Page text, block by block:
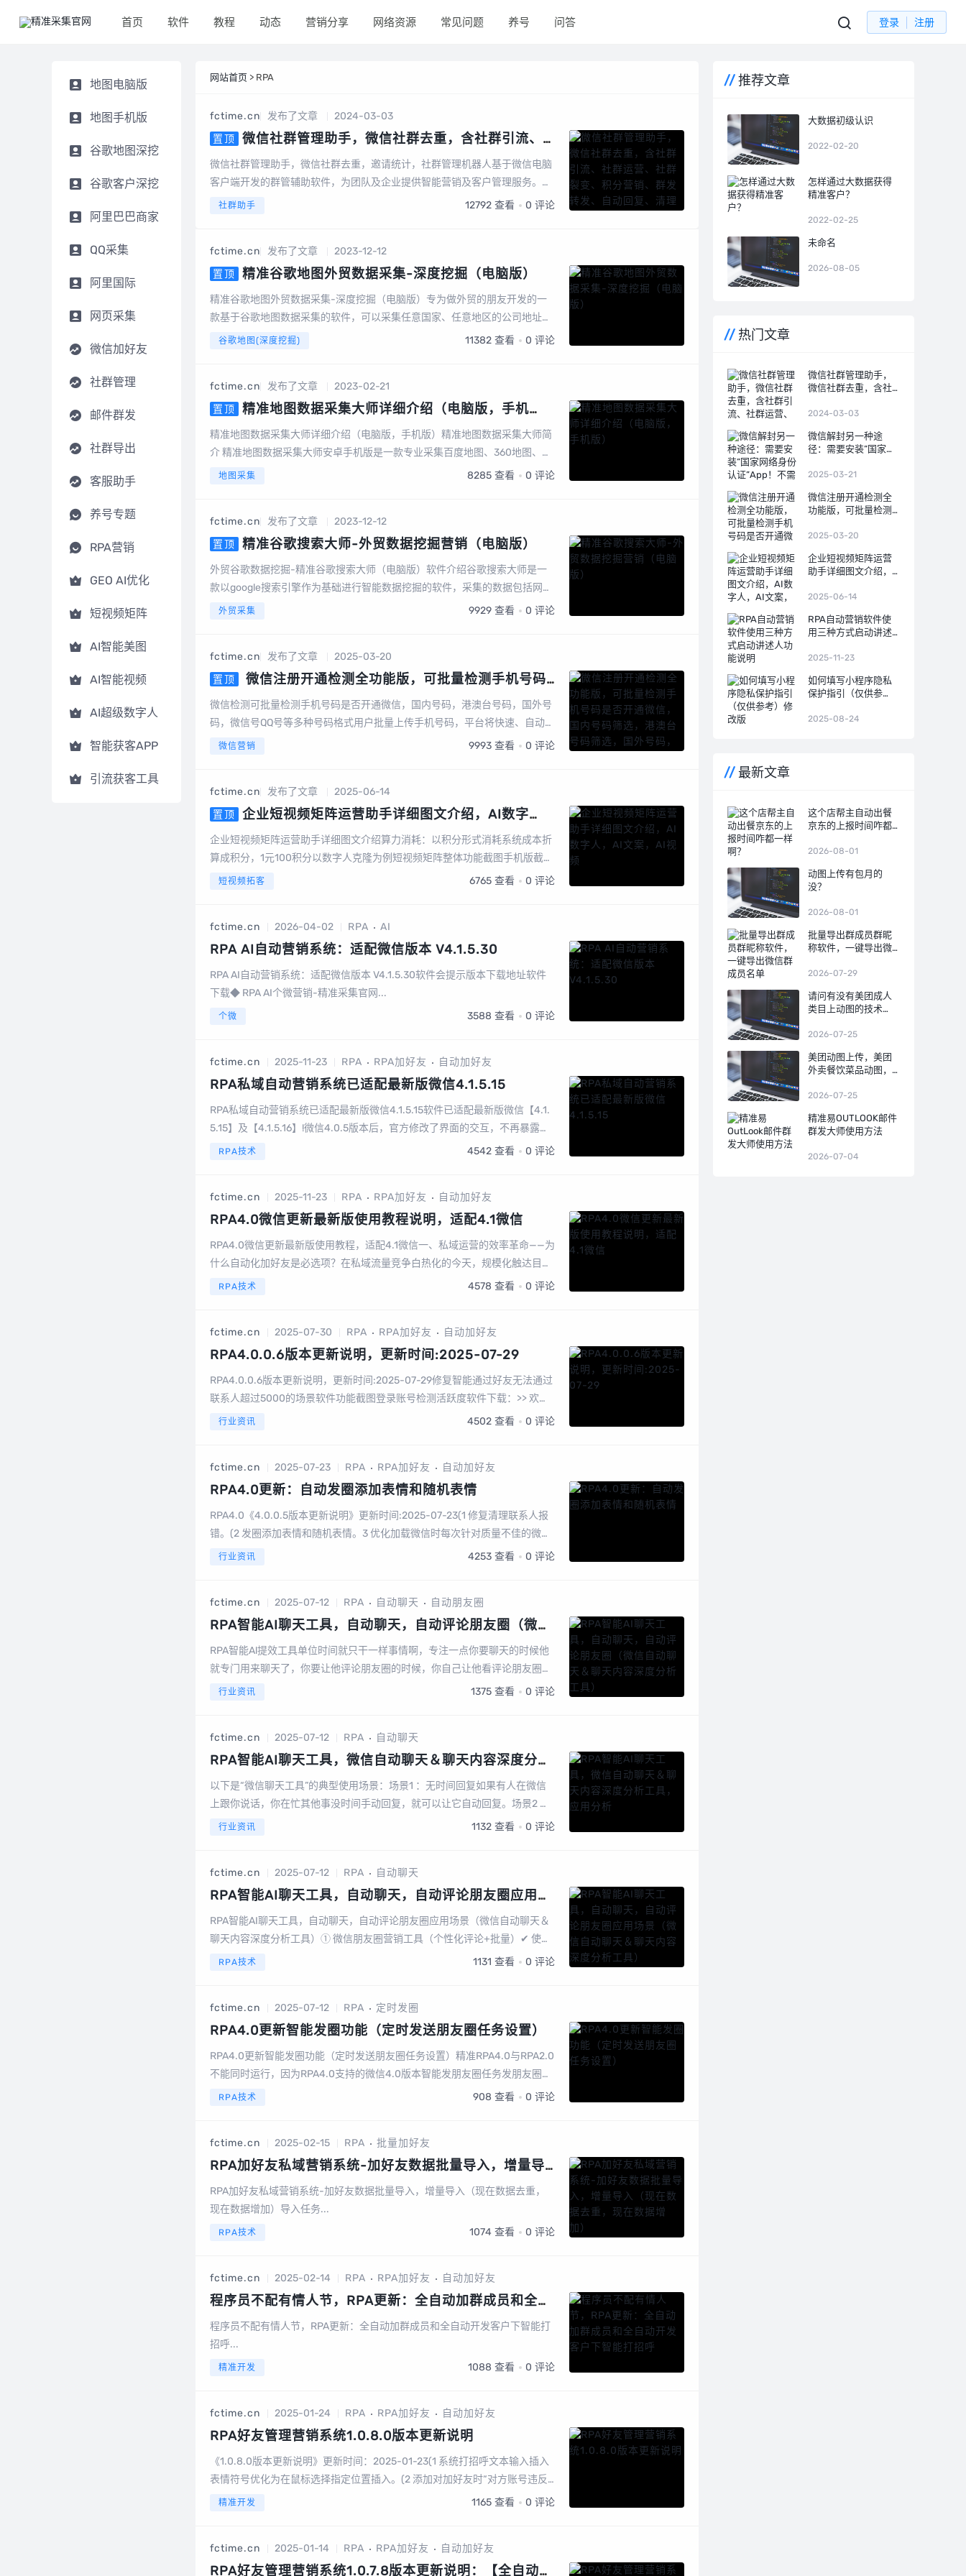
首页 软件 教程 动态 营销分享 网络资源 常见问题 养号 问答 登录 注册
网站首页 > RPA
fctime.cn 发布了文章
2024-03-03
置顶
微信社群管理助手，微信社群去重，含社群引流、
社群运营、社群裂变、积分营销、群发转发、自动回复、
清理僵尸粉等等智能功能
微信社群管理助手，微信社群去重，邀请统计，社群管理机器人基于微信电脑
客户端开发的群管辅助软件，为团队及企业提供智能营销及客户管理服务。会
员说明1、不限群，不限微信号，同一台设备无限多开。2、另外，也有企微版
社群助手 12792 查看 0 评论
fctime.cn 发布了文章
2023-12-12
置顶
精准谷歌地图外贸数据采集-深度挖掘（电脑版）
精准谷歌地图外贸数据采集-深度挖掘（电脑版）专为做外贸的朋友开发的一
款基于谷歌地图数据采集的软件，可以采集任意国家、任意地区的公司地址、
电话号码、邮件地址等数据。可以批量输入关键词采集、一键采集邮箱、一键
谷歌地图(深度挖掘) 11382 查看 0 评论
fctime.cn 发布了文章
2023-02-21
置顶
精准地图数据采集大师详细介绍（电脑版，手机
版）
精准地图数据采集大师详细介绍（电脑版，手机版）精准地图数据采集大师简
介 精准地图数据采集大师安卓手机版是一款专业采集百度地图、360地图、高
德地图、搜狗地图、腾讯地图、图吧...
地图采集 8285 查看 0 评论
fctime.cn 发布了文章
2023-12-12
置顶
精准谷歌搜索大师-外贸数据挖掘营销（电脑版）
外贸谷歌数据挖掘-精准谷歌搜索大师（电脑版）软件介绍谷歌搜索大师是一
款以google搜索引擎作为基础进行智能数据挖掘的软件，采集的数据包括网
站、标题、描述、邮件地址、手机或电话号码、facebook、linkin、twitt...
外贸采集 9929 查看 0 评论
fctime.cn 发布了文章
2025-03-20
置顶
微信注册开通检测全功能版，可批量检测手机号码
是否开通微信，国内号码筛选，港澳台号码筛选，国外号
码，微信号QQ号等多种号码格式
微信检测可批量检测手机号码是否开通微信，国内号码，港澳台号码，国外号
码，微信号QQ号等多种号码格式用户批量上传手机号码，平台将快速、自动、
批量将手机号中有绑定或者开通微信的号码筛选出来，高速筛选、精准无痕，
微信营销 9993 查看 0 评论
fctime.cn 发布了文章
2025-06-14
置顶
企业短视频矩阵运营助手详细图文介绍，AI数字
人，AI文案，AI视频
企业短视频矩阵运营助手详细图文介绍算力消耗：以积分形式消耗系统成本折
算成积分，1元100积分以数字人克隆为例短视频矩阵整体功能截图手机版截图
电脑端后台截图数据大屏矩阵授权短视频矩阵，任务管理图文矩阵管理UGC裂
短视频拓客 6765 查看 0 评论
fctime.cn 2026-04-02 RPA AI
RPA AI自动营销系统：适配微信版本 V4.1.5.30
RPA AI自动营销系统：适配微信版本 V4.1.5.30软件会提示版本下载地址软件
下载◆ RPA AI个微营销-精准采集官网...
个微 3588 查看 0 评论
fctime.cn 2025-11-23 RPA RPA加好友 自动加好友
RPA私域自动营销系统已适配最新版微信4.1.5.15
RPA私域自动营销系统已适配最新版微信4.1.5.15软件已适配最新版微信【4.1.
5.15】及【4.1.5.16】!微信4.0.5版本后，官方修改了界面的交互，不再暴露界
面信息，导致RPA功能失效。当启动阅读工具“讲述人&...
RPA技术 4542 查看 0 评论
fctime.cn 2025-11-23 RPA RPA加好友 自动加好友
RPA4.0微信更新最新版使用教程说明，适配4.1微信
RPA4.0微信更新最新版使用教程，适配4.1微信一、私域运营的效率革命——为
什么自动化加好友是必选项？在私域流量竞争白热化的今天，规模化触达目标
客户是企业增长的关键环节。但传统人工加粉模式始终受三大限制：产能天花
RPA技术 4578 查看 0 评论
fctime.cn 2025-07-30 RPA RPA加好友 自动加好友
RPA4.0.0.6版本更新说明，更新时间:2025-07-29
RPA4.0.0.6版本更新说明，更新时间:2025-07-29修复智能通过好友无法通过
联系人超过5000的场景软件功能截图登录账号检测活跃度软件下载：>> 欢迎
使用RPA全自动客户开发系统，RPA软件...
行业资讯 4502 查看 0 评论
fctime.cn 2025-07-23 RPA RPA加好友 自动加好友
RPA4.0更新：自动发圈添加表情和随机表情
RPA4.0《4.0.0.5版本更新说明》更新时间:2025-07-23(1 修复清理联系人报
错。(2 发圈添加表情和随机表情。3 优化加载微信时每次针对质量不佳的微信
进行分析。(4 修复微信团队验证问题。软件下载（免费3天...
行业资讯 4253 查看 0 评论
fctime.cn 2025-07-12 RPA 自动聊天 自动朋友圈
RPA智能AI聊天工具，自动聊天，自动评论朋友圈（微信
自动聊天＆聊天内容深度分析工具）
RPA智能Al提效工具单位时间就只干一样事情啊，专注一点你要聊天的时候他
就专门用来聊天了，你要让他评论朋友圈的时候，你自己让他看评论朋友圈了
配套云电脑或者vps使用 二十四小时挂机，一个月十来块钱软件场景设置私
行业资讯 1375 查看 0 评论
fctime.cn 2025-07-12 RPA 自动聊天
RPA智能AI聊天工具，微信自动聊天＆聊天内容深度分析
工具，应用分析
以下是“微信聊天工具”的典型使用场景：场景1 ：无时间回复如果有人在微信
上跟你说话，你在忙其他事没时间手动回复，就可以让它自动回复。场景2 ：
给出回复建议如果遇到不知道怎么回复的消息，你可以...
行业资讯 1132 查看 0 评论
fctime.cn 2025-07-12 RPA 自动聊天
RPA智能AI聊天工具，自动聊天，自动评论朋友圈应用场
景（微信自动聊天＆聊天内容深度分析工具）
RPA智能AI聊天工具，自动聊天，自动评论朋友圈应用场景（微信自动聊天＆
聊天内容深度分析工具）① 微信朋友圈营销工具（个性化评论+批量）✔ 使用
场景：● 如果你的工作是有销售属性的，你为了跟大量的微信好友建立良好
RPA技术 1131 查看 0 评论
fctime.cn 2025-07-12 RPA 定时发圈
RPA4.0更新智能发圈功能（定时发送朋友圈任务设置）
RPA4.0更新智能发圈功能（定时发送朋友圈任务设置）精准RPA4.0与RPA2.0
不能同时运行，因为RPA4.0支持的微信4.0版本智能发朋友圈任务发朋友圈的
时间发朋友圈的频率发朋友圈的内容：随机内容，顺序内容设置发圈内容...
RPA技术 908 查看 0 评论
fctime.cn 2025-02-15 RPA 批量加好友
RPA加好友私域营销系统-加好友数据批量导入，增量导
入（现在数据去重，现在数据增加）
RPA加好友私域营销系统-加好友数据批量导入，增量导入（现在数据去重，
现在数据增加）导入任务...
RPA技术 1074 查看 0 评论
fctime.cn 2025-02-14 RPA RPA加好友 自动加好友
程序员不配有情人节，RPA更新：全自动加群成员和全自
动开发客户下智能打招呼
程序员不配有情人节，RPA更新：全自动加群成员和全自动开发客户下智能打
招呼...
精准开发 1088 查看 0 评论
fctime.cn 2025-01-24 RPA RPA加好友 自动加好友
RPA好友管理营销系统1.0.8.0版本更新说明
《1.0.8.0版本更新说明》更新时间：2025-01-23(1 系统打招呼文本输入插入
表情符号优化为在鼠标选择指定位置插入。(2 添加对加好友时“对方账号违反
了《微信个人账号使用规范》无法添加朋友，可引导对方查看微信团队消...
精准开发 1165 查看 0 评论
fctime.cn 2025-01-14 RPA RPA加好友 自动加好友
RPA好友管理营销系统1.0.7.8版本更新说明：【全自动备
地图电脑版
地图手机版
谷歌地图深挖
谷歌客户深挖
阿里巴巴商家
QQ采集
阿里国际
网页采集
微信加好友
社群管理
邮件群发
社群导出
客服助手
养号专题
RPA营销
GEO AI优化
短视频矩阵
AI智能美图
AI智能视频
AI超级数字人
智能获客APP
引流获客工具
推荐文章
大数据初级认识
2022-02-20
怎样通过大数据获得
精准客户？
2022-02-25
未命名
2026-08-05
热门文章
微信社群管理助手，
微信社群去重，含社
社群裂变、积分营
回复、清理僵尸粉等
等智能功能
2024-03-03
微信解封另一种途
径：需要安装“国家网
需要朋友发送验证信
2025-03-21
微信注册开通检测全
功能版，可批量检测
信，国内号码筛选，
外号码，微信号QQ号
等多种号码格式
2025-03-20
企业短视频矩阵运营
助手详细图文介绍，
AI视频
2025-06-14
RPA自动营销软件使
用三种方式启动讲述
2025-11-23
如何填写小程序隐私
保护指引（仅供参
2025-08-24
最新文章
这个店帮主自动出餐
京东的上报时间咋都
2026-08-01
动图上传有包月的
没？
2026-08-01
批量导出群成员群昵
称软件，一键导出微
2026-07-29
请问有没有美团成人
类目上动图的技术
2026-07-25
美团动图上传，美团
外卖餐饮菜品动图，
2026-07-25
精准易OUTLOOK邮件
群发大师使用方法
2026-07-04